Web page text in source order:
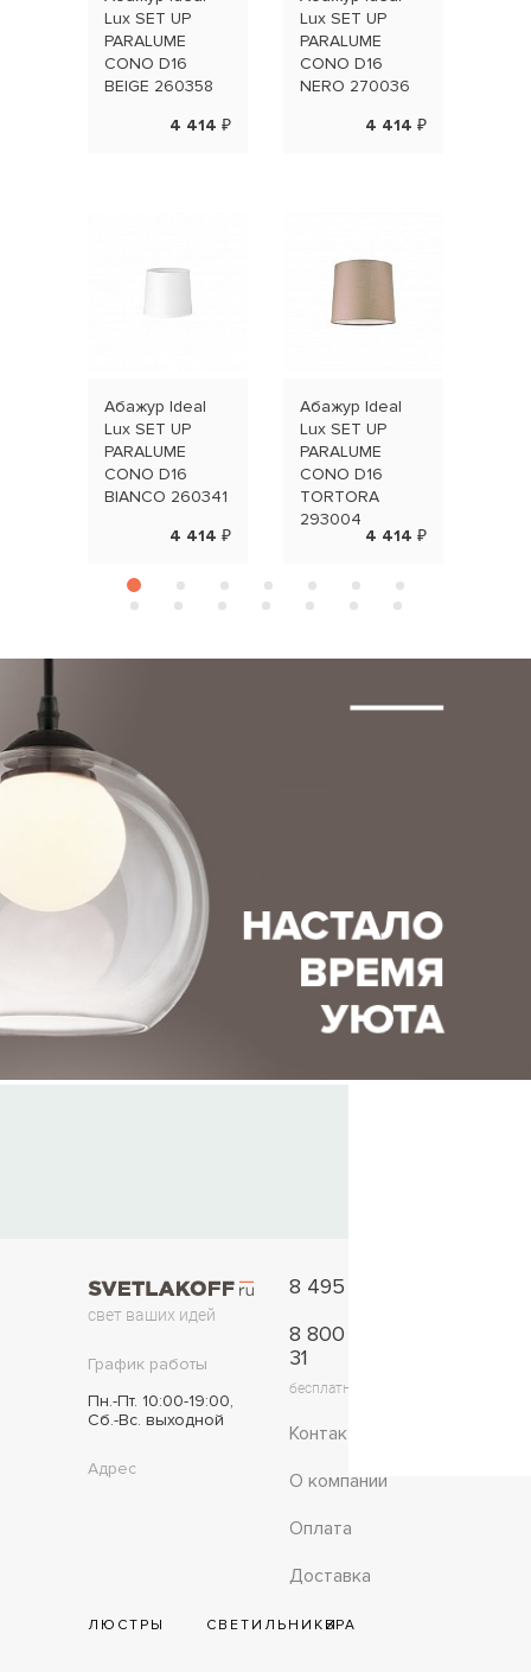
Lux SET UP
PARALUME
CONO D16
BEIGE 260358
4 414 ₽
Абажур Ideal
Lux SET UP
PARALUME
CONO D16
BIANCO 260341
4 414 ₽
Lux SET UP
PARALUME
CONO D16
NERO 270036
4 414 ₽
Абажур Ideal
Lux SET UP
PARALUME
CONO D16
TORTORA
293004
4 414 ₽
свет ваших идей
График работы
Пн.-Пт. 10:00-19:00,
Сб.-Вс. выходной
Адрес
8 495 777-11-33
8 800 775-42-
31
бесплатно по России
Контакты
О компании
Оплата
Доставка
ЛЮСТРЫ СВЕТИЛЬНИКИБРА